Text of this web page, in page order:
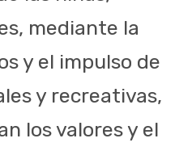
mediante la
y el impulso de
y recreativas,
los valores y el